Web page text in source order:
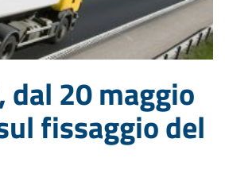
20 maggio
fissaggio del